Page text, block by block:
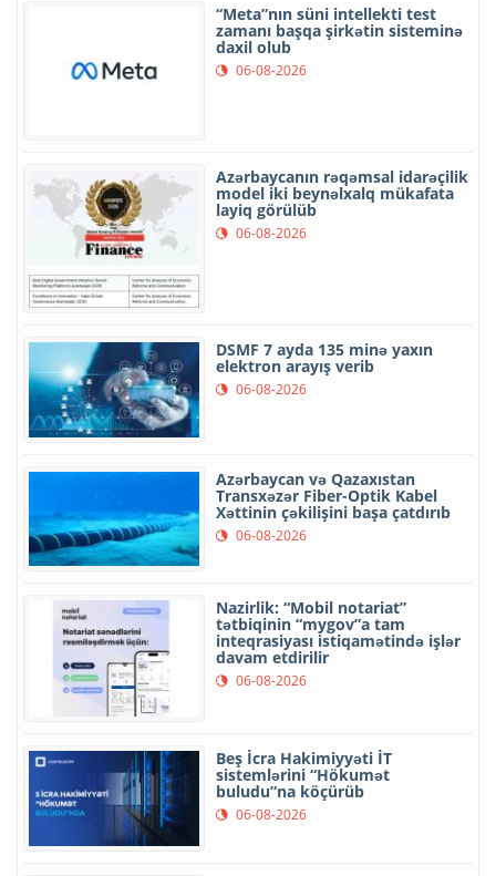
“Meta”nın süni intellekti test
zamanı başqa şirkətin sisteminə
daxil olub
06-08-2026
Azərbaycanın rəqəmsal idarəçilik
model iki beynəlxalq mükafata
layiq görülüb
06-08-2026
DSMF 7 ayda 135 minə yaxın
elektron arayış verib
06-08-2026
Azərbaycan və Qazaxıstan
Transxəzər Fiber-Optik Kabel
Xəttinin çəkilişini başa çatdırıb
06-08-2026
Nazirlik: “Mobil notariat”
tətbiqinin “mygov”a tam
inteqrasiyası istiqamətində işlər
davam etdirilir
06-08-2026
Beş İcra Hakimiyyəti İT
sistemlərini “Hökumət
buludu”na köçürüb
06-08-2026